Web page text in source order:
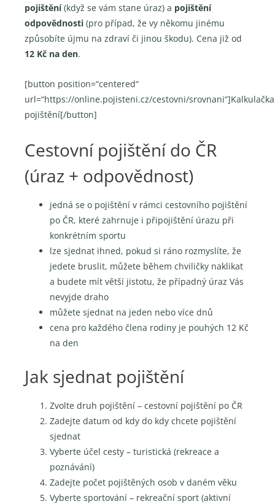
pojištění(když se vám stane úraz) a pojištění
odpovědnosti (pro případ, že vy někomu jinému
způsobíte újmu na zdraví či jinou škodu). Cena již od
12 Kč na den.
[button position=“centered“
url=“https://online.pojisteni.cz/cestovni/srovnani“]Kalkulačka
pojištění[/button]
Cestovní pojištění do ČR
(úraz + odpovědnost)
jedná se o pojištění v rámci cestovního pojištění
po ČR, které zahrnuje i připojištění úrazu při
konkrétním sportu
lze sjednat ihned, pokud si ráno rozmyslíte, že
jedete bruslit, můžete během chviličky naklikat
a budete mít větší jistotu, že případný úraz Vás
nevyjde draho
můžete sjednat na jeden nebo více dnů
cena pro každého člena rodiny je pouhých 12 Kč
na den
Jak sjednat pojištění
Zvolte druh pojištění – cestovní pojištění po ČR
Zadejte datum od kdy do kdy chcete pojištění
sjednat
Vyberte účel cesty – turistická (rekreace a
poznávání)
Zadejte počet pojištěných osob v daném věku
Vyberte sportování – rekreační sport (aktivní